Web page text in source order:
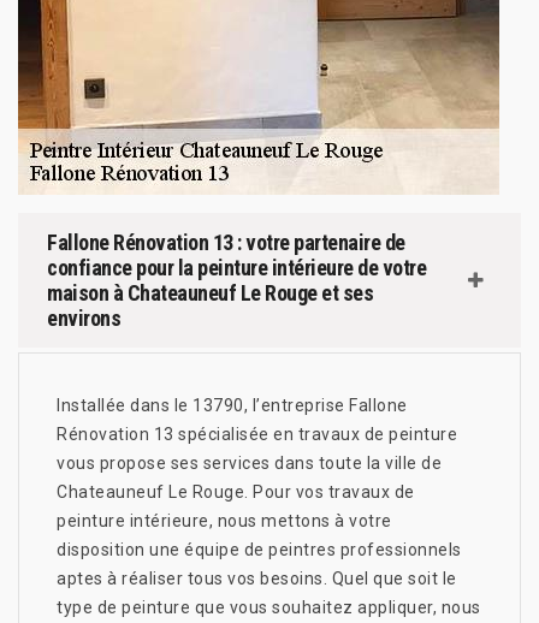
Fallone Rénovation 13 : votre partenaire de
confiance pour la peinture intérieure de votre
maison à Chateauneuf Le Rouge et ses
environs
Installée dans le 13790, l’entreprise Fallone
Rénovation 13 spécialisée en travaux de peinture
vous propose ses services dans toute la ville de
Chateauneuf Le Rouge. Pour vos travaux de
peinture intérieure, nous mettons à votre
disposition une équipe de peintres professionnels
aptes à réaliser tous vos besoins. Quel que soit le
type de peinture que vous souhaitez appliquer, nous